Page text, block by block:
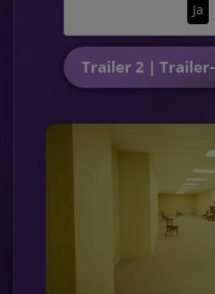
Ja
Trailer 2 | Trailer-